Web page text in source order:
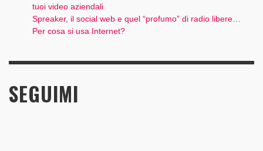
tuoi video aziendali
Spreaker, il social web e quel “profumo” di radio libere…
Per cosa si usa Internet?
SEGUIMI